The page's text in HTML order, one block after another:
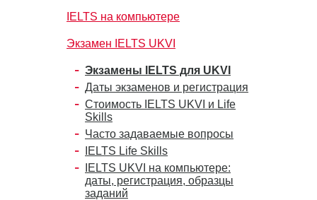
IELTS на компьютере
Экзамен IELTS UKVI
Экзамены IELTS для UKVI
Даты экзаменов и регистрация
Стоимость IELTS UKVI и Life
Skills
Часто задаваемые вопросы
IELTS Life Skills
IELTS UKVI на компьютере:
даты, регистрация, образцы
заданий